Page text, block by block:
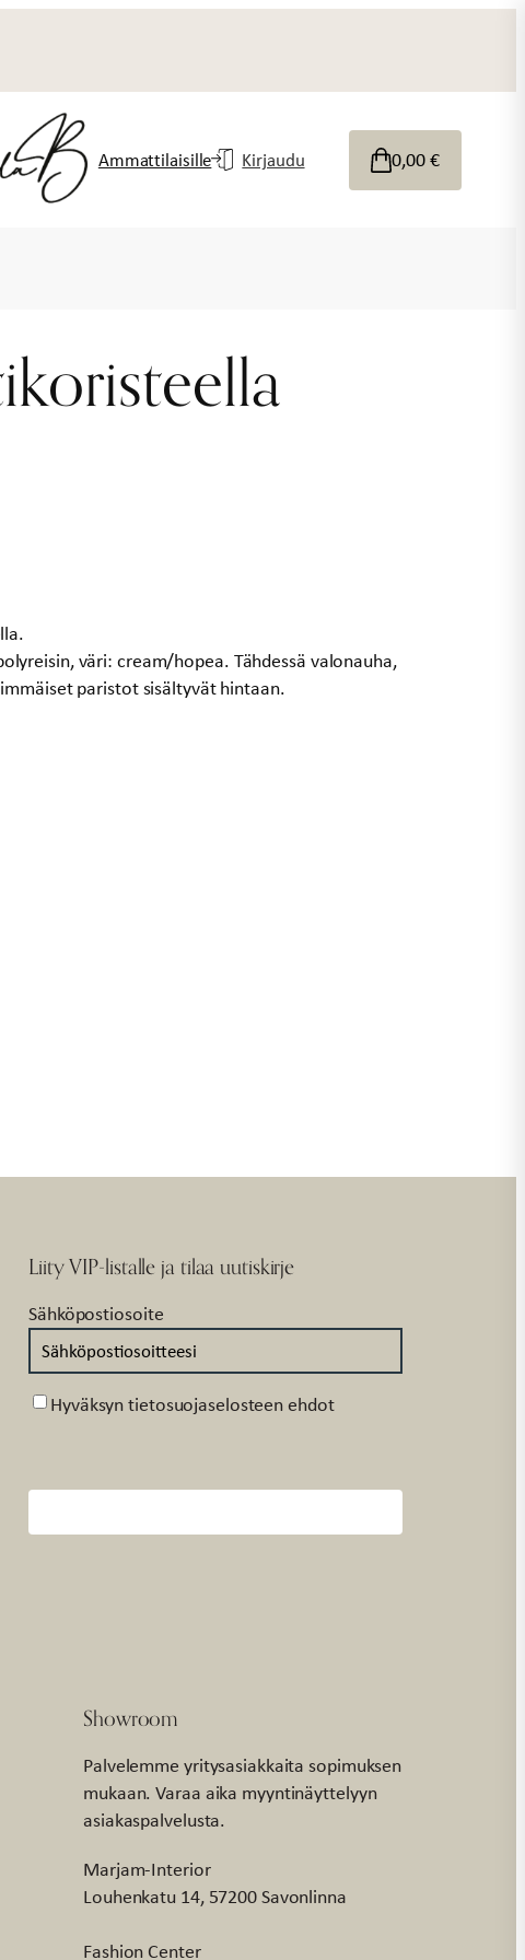
Ammattilaisille Kirjaudu 0,00€
väri: cream/hopea. Tähdessä valonauha,
paristot sisältyvät hintaan.
Liity VIP-listalle ja tilaa uutiskirje
Sähköpostiosoite
Suostumus
Hyväksyn tietosuojaselosteen ehdot
Showroom
Palvelemme yritysasiakkaita sopimuksen
mukaan. Varaa aika myyntinäyttelyyn
asiakaspalvelusta.
Marjam-Interior
Louhenkatu 14, 57200 Savonlinna
Fashion Center